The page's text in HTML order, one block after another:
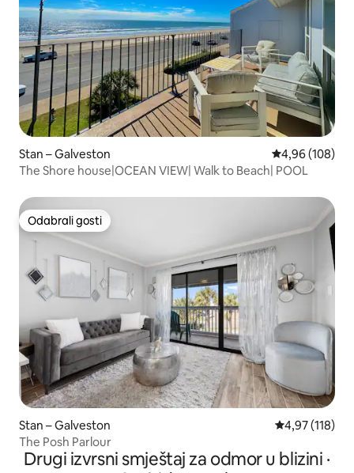
Stan – Galveston Prosječna
4,96 (108)
The Shore house|OCEAN VIEW| Walk to Beach| POOL
Odabrali gosti
Odabrali gosti
Stan – Galveston Prosječna
4,97 (118)
The Posh Parlour
Drugi izvrsni smještaj za odmor u blizini ·